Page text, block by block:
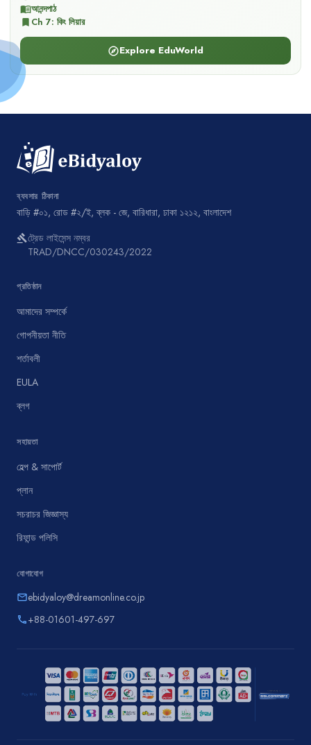
menu_bookআনন্দপাঠ
bookmark Ch 7: কিং লিয়ার
exploreExplore EduWorld
ব্যবসার ঠিকানা
বাড়ি #০১, রোড #২/ই, ব্লক - জে, বারিধারা, ঢাকা ১২১২, বাংলাদেশ
gavelট্রেড লাইসেন্স নম্বর
TRAD/DNCC/030243/2022
প্রতিষ্ঠান
আমাদের সম্পর্কে
গোপনীয়তা নীতি
শর্তাবলী
EULA
ব্লগ
সহায়তা
হেল্প & সাপোর্ট
প্লান
সচরাচর জিজ্ঞাস্য
রিফান্ড পলিসি
যোগাযোগ
emailebidyaloy@dreamonline.co.jp
phone+88-01601-497-697